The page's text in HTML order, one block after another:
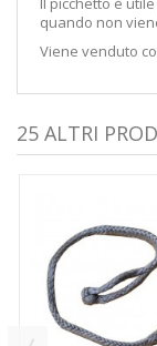
quando non
Viene venduto
25 ALTRI